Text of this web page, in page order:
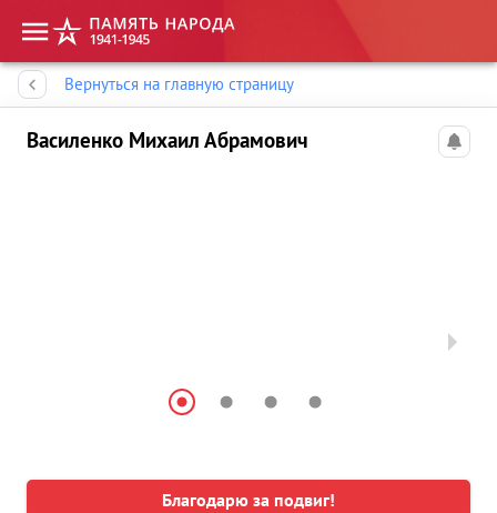
Вернуться на главную страницу
Василенко Михаил Абрамович
Благодарю за подвиг!
Память народа